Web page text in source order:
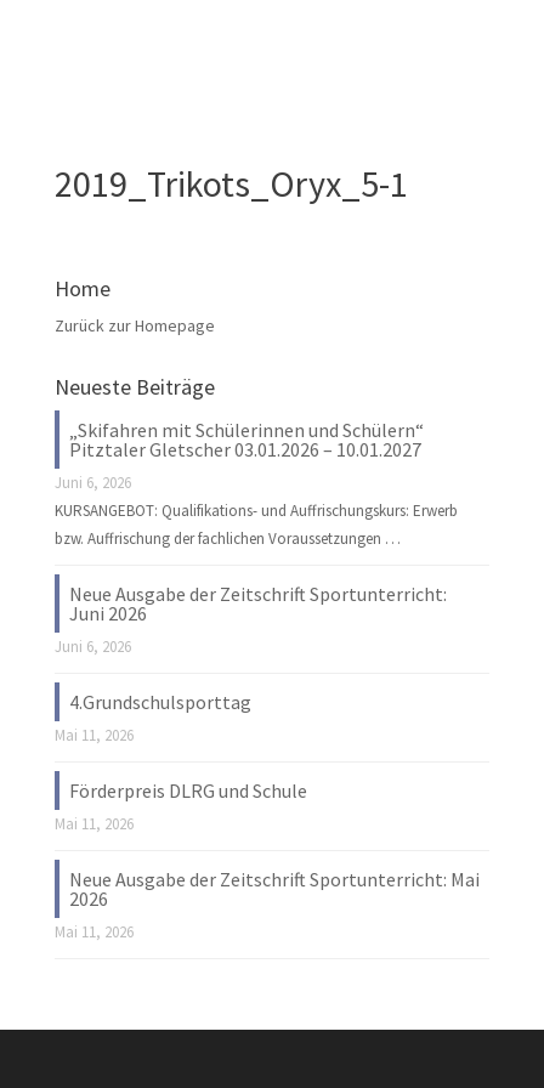
2019_Trikots_Oryx_5-1
Home
Zurück zur Homepage
Neueste Beiträge
„Skifahren mit Schülerinnen und Schülern“
Pitztaler Gletscher 03.01.2026 – 10.01.2027
Juni 6, 2026
KURSANGEBOT: Qualifikations- und Auffrischungskurs: Erwerb
bzw. Auffrischung der fachlichen Voraussetzungen …
Neue Ausgabe der Zeitschrift Sportunterricht:
Juni 2026
Juni 6, 2026
4.Grundschulsporttag
Mai 11, 2026
Förderpreis DLRG und Schule
Mai 11, 2026
Neue Ausgabe der Zeitschrift Sportunterricht: Mai
2026
Mai 11, 2026